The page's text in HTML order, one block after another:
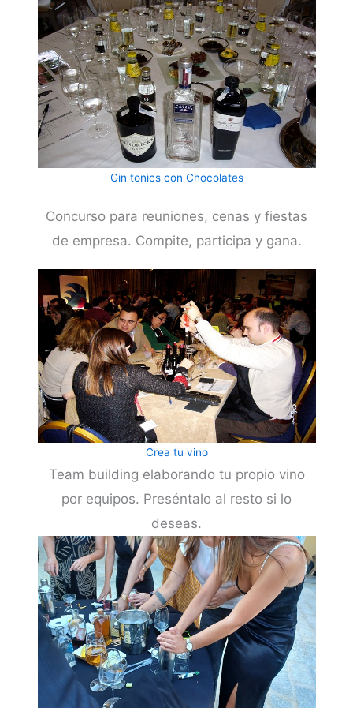
Gin tonics con Chocolates
Concurso para reuniones, cenas y fiestas
de empresa. Compite, participa y gana.
Crea tu vino
Team building elaborando tu propio vino
por equipos. Preséntalo al resto si lo
deseas.